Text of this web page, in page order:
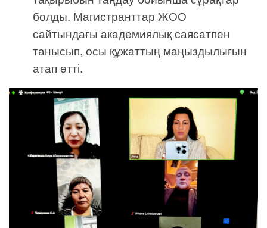
болды. Магистранттар ЖОО
сайтындағы академиялық саясатпен
танысып, осы құжаттың маңыздылығын
атап өтті.